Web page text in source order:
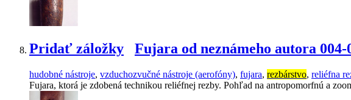
Pridať záložky Fujara od neznámeho autora 004-
hudobné nástroje, vzduchozvučné nástroje (aerofóny), fujara, rezbárstvo, reliéfna
Fujara, ktorá je zdobená technikou reliéfnej rezby. Pohľad na antropomorfnú a